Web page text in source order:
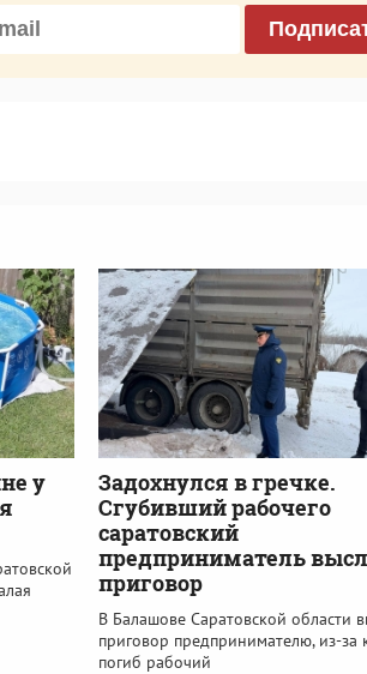
у
Задохнулся в гречке.
Сгубивший рабочего
саратовский
предприниматель
приговор
В Балашове Саратовской области
приговор предпринимателю, из-за
погиб рабочий